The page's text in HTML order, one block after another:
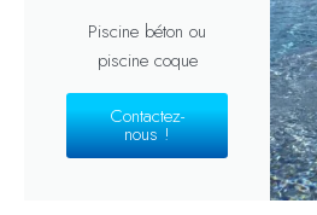
Piscine béton ou
piscine coque
Contactez-
nous !